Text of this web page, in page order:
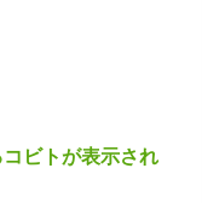
ビトが表示され